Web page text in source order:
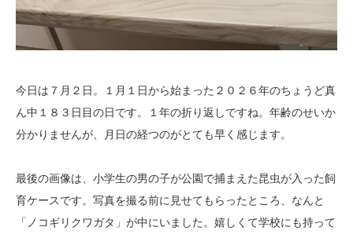
今日は７月２日。１月１日から始まった２０２６年のちょうど真
ん中１８３日目の日です。１年の折り返しですね。年齢のせいか
分かりませんが、月日の経つのがとても早く感じます。
最後の画像は、小学生の男の子が公園で捕まえた昆虫が入った飼
育ケースです。写真を撮る前に見せてもらったところ、なんと
「ノコギリクワガタ」が中にいました。嬉しくて学校にも持って